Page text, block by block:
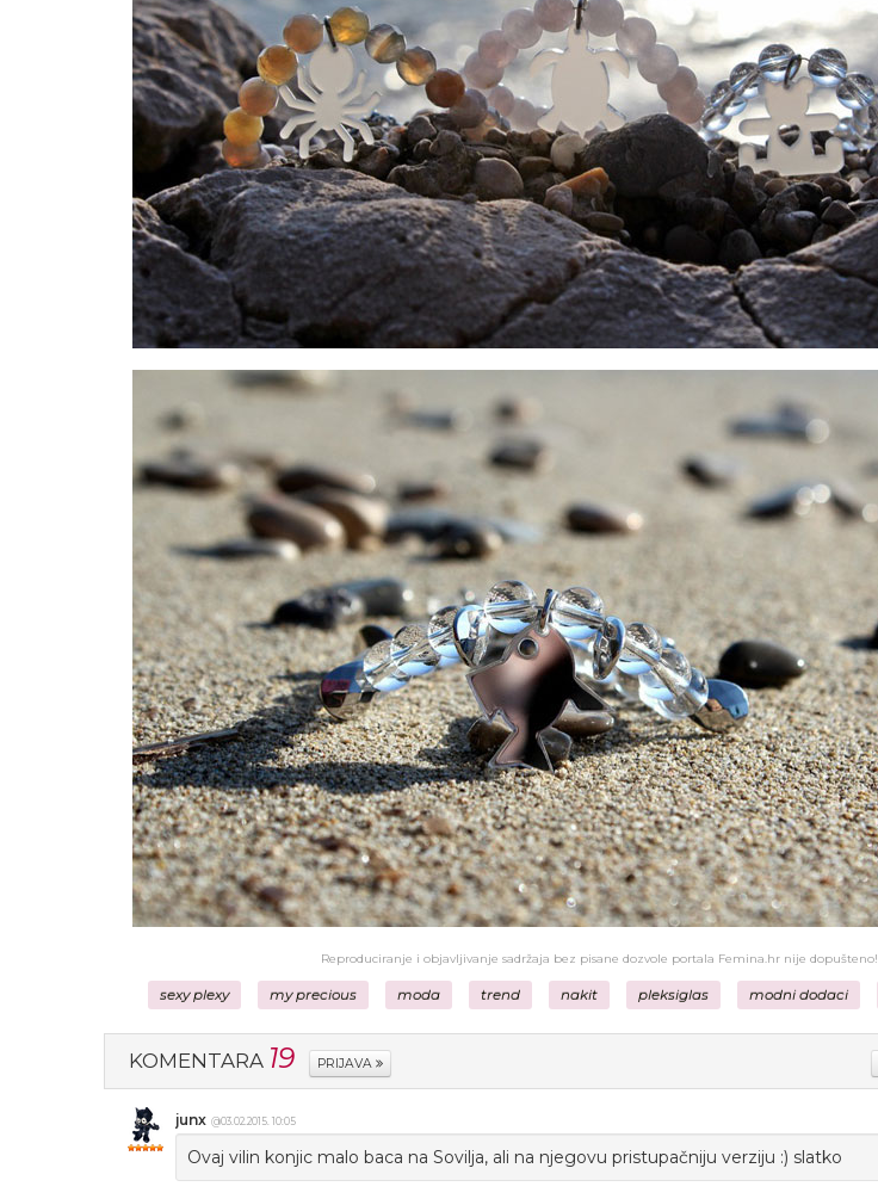
Reproduciranje i objavljivanje sadržaja bez pisane dozvole portala Femina.hr nije dopušteno!
sexy plexy my precious moda trend nakit pleksiglas modni dodaci
KOMENTARA 19 PRIJAVA
junx @03.02.2015. 10:05
Ovaj vilin konjic malo baca na Sovilja, ali na njegovu pristupačniju verziju :) slatko